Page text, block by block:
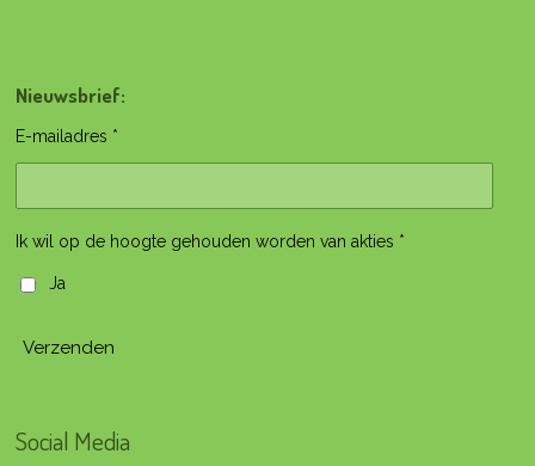
Nieuwsbrief:
E-mailadres *
Ik wil op de hoogte gehouden worden van akties *
Ja
Verzenden
Social Media